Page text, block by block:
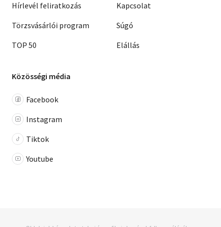
Hírlevél feliratkozás
Törzsvásárlói program
TOP 50
Kapcsolat
Súgó
Elállás
Közösségi média
Facebook
Instagram
Tiktok
Youtube